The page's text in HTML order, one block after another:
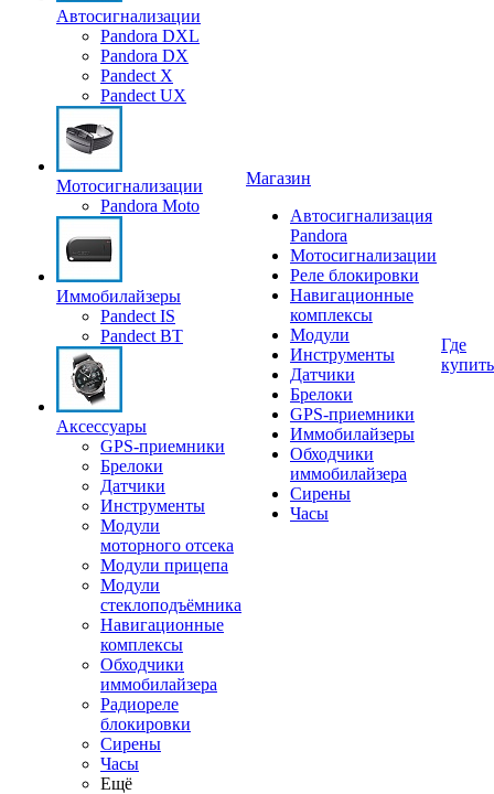
Автосигнализации
Pandora DXL
Pandora DX
Pandect X
Pandect UX
Мотосигнализации
Pandora Moto
Иммобилайзеры
Pandect IS
Pandect BT
Аксессуары
GPS-приемники
Брелоки
Датчики
Инструменты
Модули
моторного отсека
Модули прицепа
Модули
стеклоподъёмника
Навигационные
комплексы
Обходчики
иммобилайзера
Радиореле
блокировки
Сирены
Часы
Ещё
Магазин
Автосигнализация
Pandora
Мотосигнализации
Реле блокировки
Навигационные
комплексы
Модули
Инструменты
Датчики
Брелоки
GPS-приемники
Иммобилайзеры
Обходчики
иммобилайзера
Сирены
Часы
Где
купить